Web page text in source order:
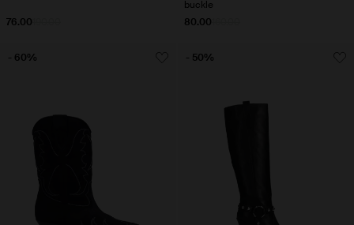
76.00
buckle
80.00
- 60% - 50%